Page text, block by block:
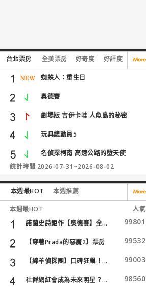
台北票房 全美票房 好奇度 好評度
蜘蛛人：重生日
奧德賽
劇場版 吉伊卡哇 人魚島的秘密
玩具總動員5
名偵探柯南 高速公路的墮天使
統計時間:2026-07-31~2026-08-02
本週最HOT 本週推薦
本週最HOT
人氣
諾蘭史詩鉅作【奧德賽】全...
99801
【穿著Prada的惡魔2】票房
99532
【綿羊偵探團】口碑狂飆！... 99003
社群網紅會成為未來明星？... 98560